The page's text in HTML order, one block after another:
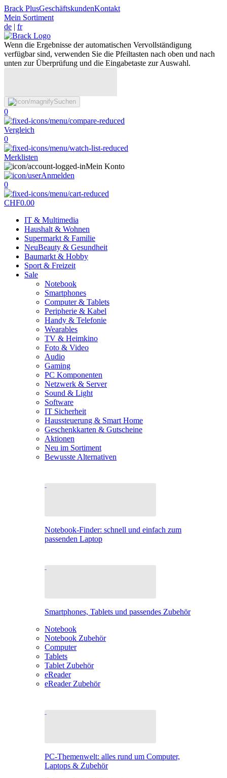
Brack PlusGeschäftskundenKontakt
Mein Sortiment
de | fr
Wenn die Ergebnisse der automatischen Vervollständigung
verfügbar sind, verwenden Sie die Pfeiltasten nach oben und nach
unten zur Überprüfung und die Eingabetaste zur Auswahl.
Suchen
0
Vergleich
0
Merklisten
Mein Konto
Anmelden
0
CHF0.00
IT & Multimedia
Haushalt & Wohnen
Supermarkt & Familie
NeuBeauty & Gesundheit
Baumarkt & Hobby
Sport & Freizeit
Sale
Notebook
Smartphones
Computer & Tablets
Peripherie & Kabel
Handy & Telefonie
Wearables
TV & Heimkino
Foto & Video
Audio
Gaming
PC Komponenten
Netzwerk & Server
Sound & Light
Software
IT Sicherheit
Haussteuerung & Smart Home
Geschenkkarten & Gutscheine
Aktionen
Neu im Sortiment
Bewusste Alternativen
Notebook-Finder: schnell und einfach zum
passenden Laptop
Smartphones, Tablets und passendes Zubehör
Notebook
Notebook Zubehör
Computer
Tablets
Tablet Zubehör
eReader
eReader Zubehör
PC-Themenwelt: alles rund um Computer,
Laptops & Zubehör